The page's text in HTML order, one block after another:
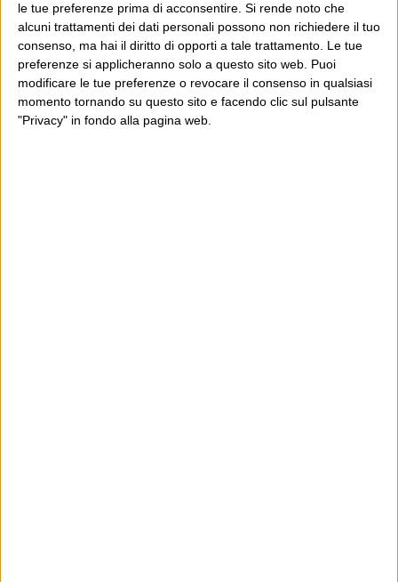
le tue preferenze prima di acconsentire. Si rende noto che
alcuni trattamenti dei dati personali possono non richiedere il tuo
consenso, ma hai il diritto di opporti a tale trattamento. Le tue
preferenze si applicheranno solo a questo sito web. Puoi
modificare le tue preferenze o revocare il consenso in qualsiasi
momento tornando su questo sito e facendo clic sul pulsante
"Privacy" in fondo alla pagina web.